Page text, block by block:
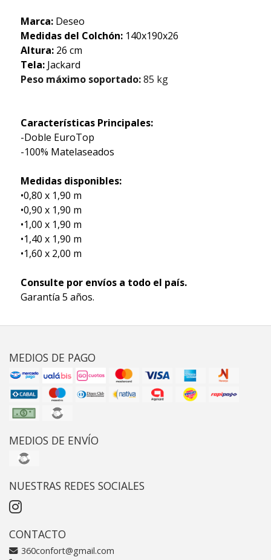
Marca:Deseo
Medidas del Colchón: 140x190x26
Altura:26 cm
Tela:Jackard
Peso máximo soportado: 85 kg
Características Principales:
-Doble EuroTop
-100% Matelaseados
Medidas disponibles:
•0,80 x 1,90 m
•0,90 x 1,90 m
•1,00 x 1,90 m
•1,40 x 1,90 m
•1,60 x 2,00 m
Consulte por envíos a todo el país.
Garantía 5 años.
MEDIOS DE PAGO
MEDIOS DE ENVÍO
NUESTRAS REDES SOCIALES
CONTACTO
360confort@gmail.com